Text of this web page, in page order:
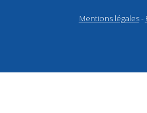
Mentions légales-